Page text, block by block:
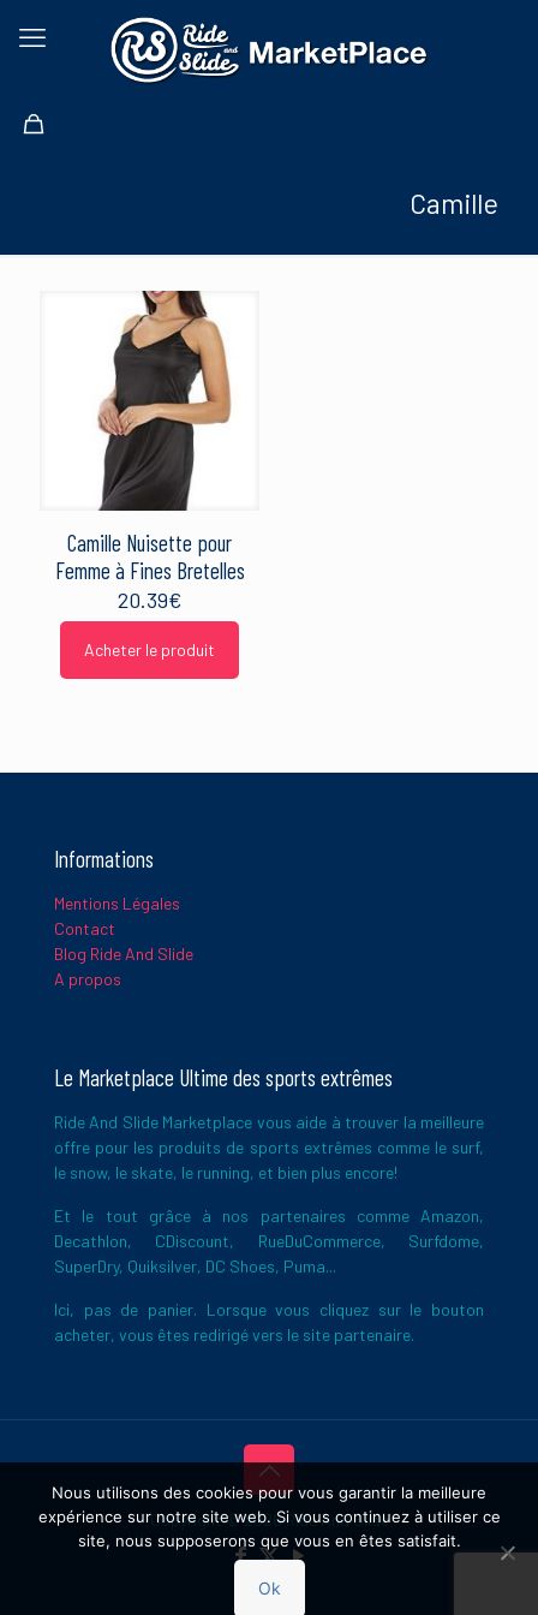
Camille
Camille Nuisette pour
Femme à Fines Bretelles
20.39€
Acheter le produit
Informations
Mentions Légales
Contact
Blog Ride And Slide
A propos
Le Marketplace Ultime des sports extrêmes
Ride And Slide Marketplace vous aide à trouver la meilleure
offre pour les produits de sports extrêmes comme le surf,
le snow, le skate, le running, et bien plus encore!
Et le tout grâce à nos partenaires comme Amazon,
Decathlon, CDiscount, RueDuCommerce, Surfdome,
SuperDry, Quiksilver, DC Shoes, Puma...
Ici, pas de panier. Lorsque vous cliquez sur le bouton
acheter, vous êtes redirigé vers le site partenaire.
Copyright © 2026 Ride And Slide
Nous utilisons des cookies pour vous garantir la meilleure
expérience sur notre site web. Si vous continuez à utiliser ce
site, nous supposerons que vous en êtes satisfait.
Ok